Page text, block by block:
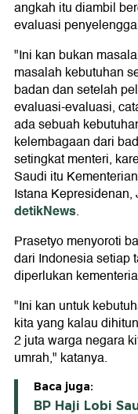
angkah itu diambil
evaluasi
"Ini kan bukan
masalah kebutuhan
badan dan setelah
evaluasi-evaluasi,
ada sebuah
kelembagaan dari
setingkat menteri,
Saudi itu
Istana
detikNews.
Prasetyo menyoroti
dari Indonesia setiap
diperlukan
"Ini kan untuk
kita yang kalau
2 juta warga negara
umrah," katanya.
Baca juga:
BP Haji Lobi